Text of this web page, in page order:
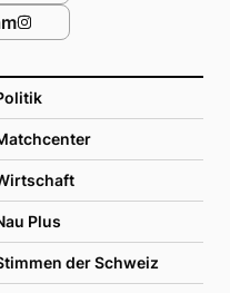
Plus
der Schweiz